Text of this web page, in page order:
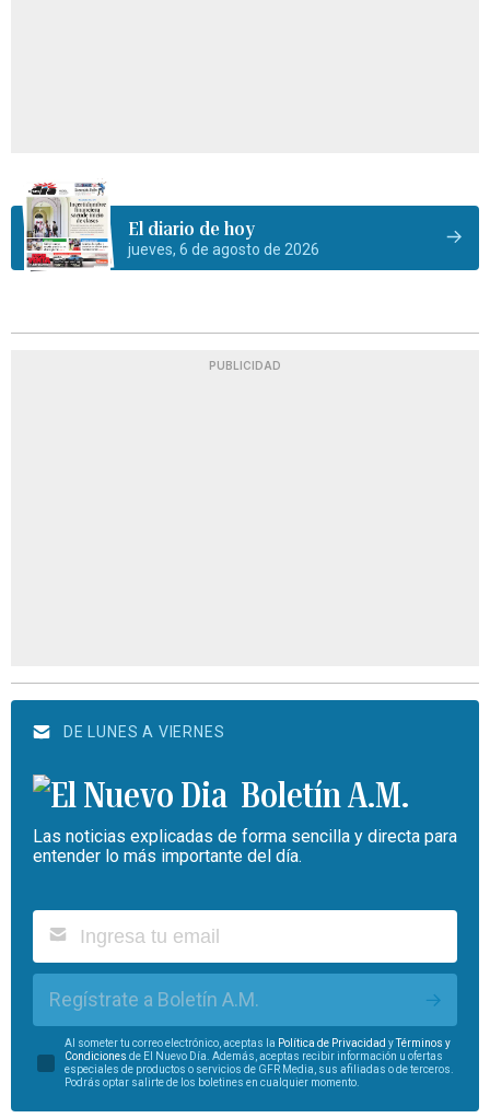
El diario de hoy
jueves, 6 de agosto de 2026
PUBLICIDAD
DE LUNES A VIERNES
Boletín A.M.
Las noticias explicadas de forma sencilla y directa para
entender lo más importante del día.
Regístrate a Boletín A.M.
Al someter tu correo electrónico, aceptas la Política de Privacidad yTérminos y
Condiciones de El Nuevo Día. Además, aceptas recibir información u ofertas
especiales de productos o servicios de GFR Media, sus afiliadas o de terceros.
Podrás optar salirte de los boletines en cualquier momento.